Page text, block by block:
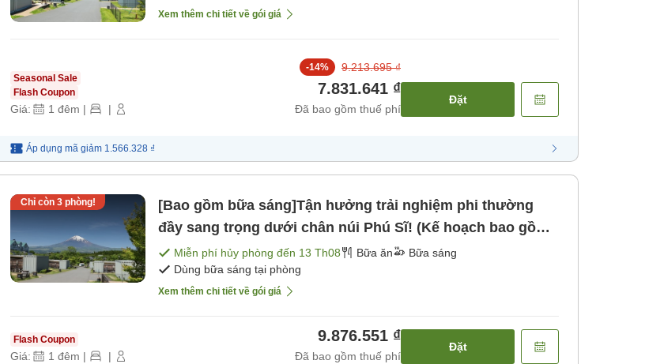
Xem thêm chi tiết về gói giá
Seasonal Sale
Flash Coupon
Giá: 1 đêm | |
-14% 9.213.695 ₫
7.831.641 ₫
Đã bao gồm thuế phí
Đặt
Áp dụng mã giảm 1.566.328 ₫
Chỉ còn 3phòng!
[Bao gồm bữa sáng]Tận hưởng trải nghiệm phi thường
đầy sang trọng dưới chân núi Phú Sĩ! (Kế hoạch bao gồm
1 đêm và bữa sáng) [Bữa sáng]
Miễn phí hủy phòng đến 13 Th08 Bữa ăn
Bữa sáng
Dùng bữa sáng tại phòng
Xem thêm chi tiết về gói giá
Flash Coupon
Giá: 1 đêm | |
9.876.551 ₫
Đã bao gồm thuế phí
Đặt